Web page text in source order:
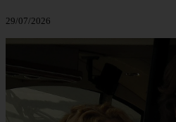
29/07/2026